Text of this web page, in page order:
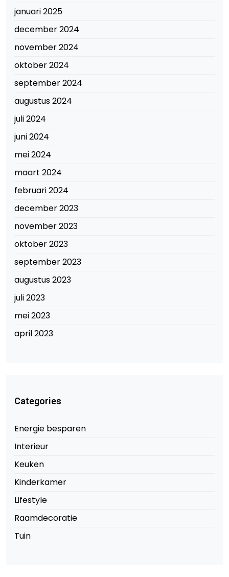
januari 2025
december 2024
november 2024
oktober 2024
september 2024
augustus 2024
juli 2024
juni 2024
mei 2024
maart 2024
februari 2024
december 2023
november 2023
oktober 2023
september 2023
augustus 2023
juli 2023
mei 2023
april 2023
Categories
Energie besparen
Interieur
Keuken
Kinderkamer
Lifestyle
Raamdecoratie
Tuin